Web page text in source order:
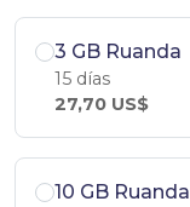
3 GB Ruanda
15 días
27,70 US$
10 GB Ruanda